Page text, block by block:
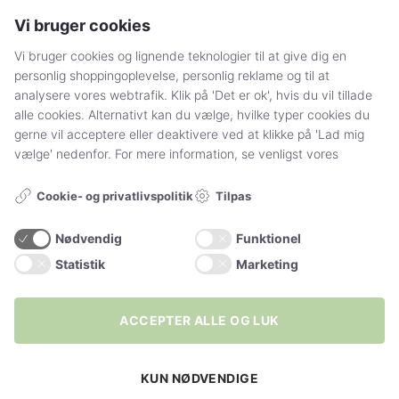
Sådan handler du hos Stylelegs.dk
FØLG OS
+20.000
YDERLIGERE INFO
Vi bruger cookies
Vi bruger cookies og lignende teknologier til at give dig en
personlig shoppingoplevelse, personlig reklame og til at
analysere vores webtrafik. Klik på 'Det er ok', hvis du vil tillade
alle cookies. Alternativt kan du vælge, hvilke typer cookies du
gerne vil acceptere eller deaktivere ved at klikke på 'Lad mig
vælge' nedenfor. For mere information, se venligst vores
Cookie- og privatlivspolitik Tilpas
Nødvendig
Funktionel
Statistik
Marketing
KUN NØDVENDIGE
ACCEPTER ALLE OG LUK
Vil du have 15% rabat
på din første ordre? 🖤
bliver forkælet sammen med 10.000